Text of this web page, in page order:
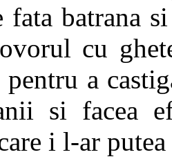
fata batrana
cu
a
si facea
i l-ar